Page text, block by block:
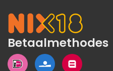
Betaalmethodes